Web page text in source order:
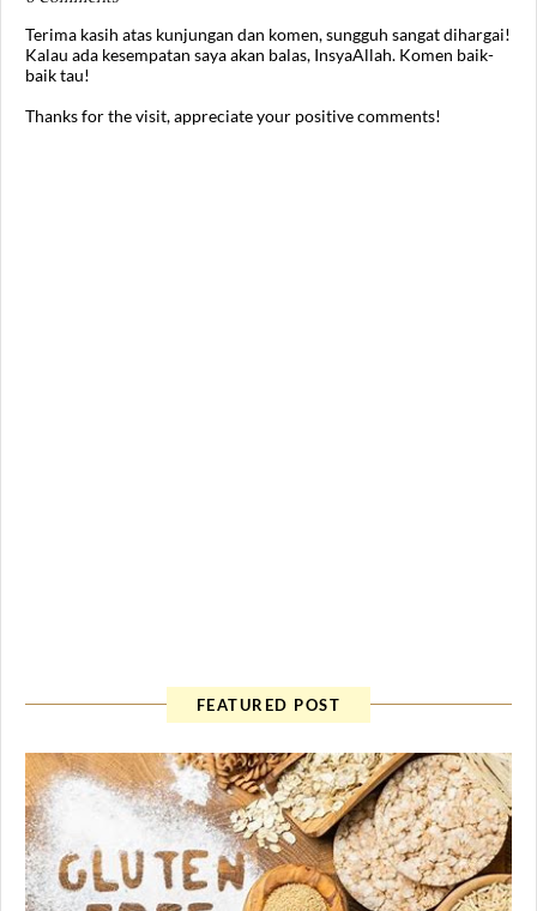
Terima kasih atas kunjungan dan komen, sungguh sangat dihargai!
Kalau ada kesempatan saya akan balas, InsyaAllah. Komen baik-
baik tau!
Thanks for the visit, appreciate your positive comments!
FEATURED POST